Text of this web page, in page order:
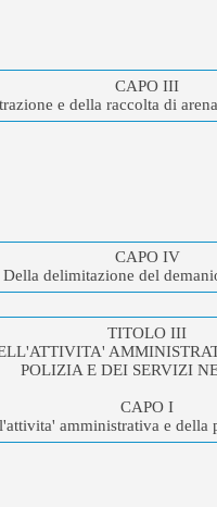
CAPO III
e della raccolta di
CAPO IV
Della delimitazione del
TITOLO III
POLIZIA E DEI SERVIZI
CAPO I
amministrativa e della